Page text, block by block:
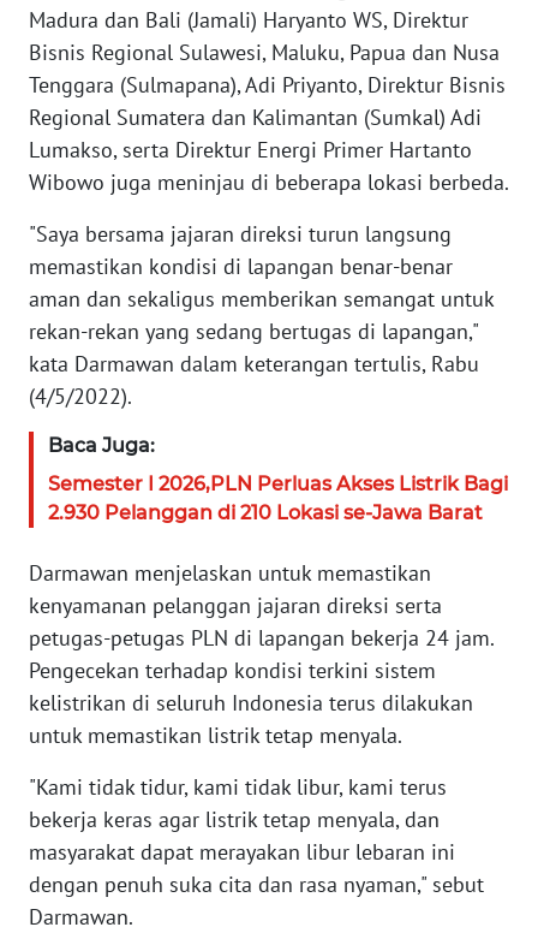
Madura dan Bali (Jamali) Haryanto WS, Direktur
Bisnis Regional Sulawesi, Maluku, Papua dan Nusa
Tenggara (Sulmapana), Adi Priyanto, Direktur Bisnis
Regional Sumatera dan Kalimantan (Sumkal) Adi
Lumakso, serta Direktur Energi Primer Hartanto
Wibowo juga meninjau di beberapa lokasi berbeda.
"Saya bersama jajaran direksi turun langsung
memastikan kondisi di lapangan benar-benar
aman dan sekaligus memberikan semangat untuk
rekan-rekan yang sedang bertugas di lapangan,"
kata Darmawan dalam keterangan tertulis, Rabu
(4/5/2022).
Baca Juga:
Semester I 2026,PLN Perluas Akses Listrik Bagi
2.930 Pelanggan di 210 Lokasi se-Jawa Barat
Darmawan menjelaskan untuk memastikan
kenyamanan pelanggan jajaran direksi serta
petugas-petugas PLN di lapangan bekerja 24 jam.
Pengecekan terhadap kondisi terkini sistem
kelistrikan di seluruh Indonesia terus dilakukan
untuk memastikan listrik tetap menyala.
"Kami tidak tidur, kami tidak libur, kami terus
bekerja keras agar listrik tetap menyala, dan
masyarakat dapat merayakan libur lebaran ini
dengan penuh suka cita dan rasa nyaman," sebut
Darmawan.
KEPRI
WN
PAPUA
WN
BARAT
WN
SERAMBI
JAMBI
SULTRA
WN
NTB
WN
WN
SULBAR
WN